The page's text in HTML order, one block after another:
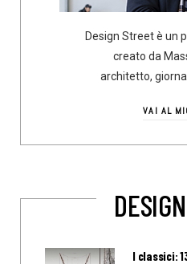
Design Street è un
creato da
architetto,
VAI AL
I classici: